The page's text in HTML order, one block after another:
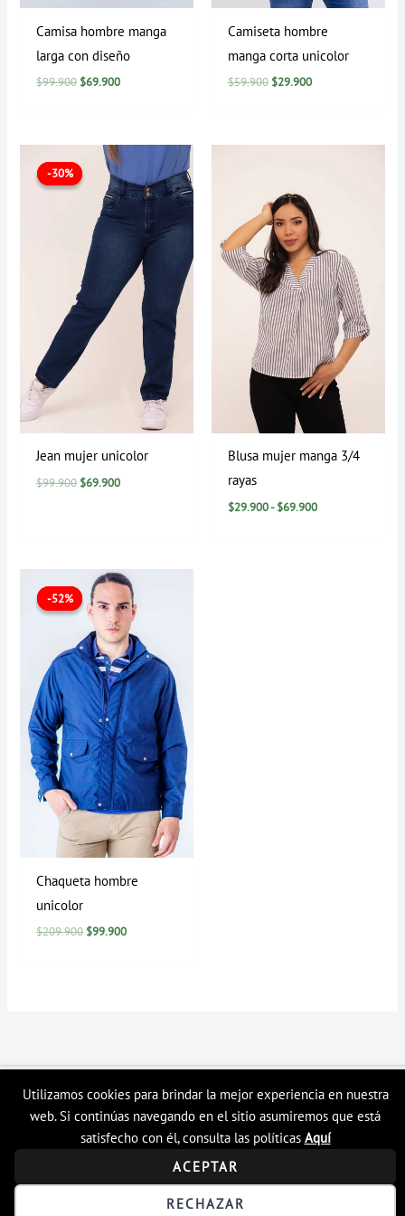
Utilizamos cookies para brindar la mejor experiencia en nuestra
web. Si continúas navegando en el sitio asumiremos que está
satisfecho con él, consulta las políticas Aquí
ACEPTAR
RECHAZAR
Camisa hombre manga
larga con diseño
$99.900 $69.900
Camiseta hombre
manga corta unicolor
$59.900 $29.900
-30%
-30%
Jean mujer unicolor
$99.900
precio
original
$99.900.
$69.900
El
precio
actual
es:
$69.900.
Blusa mujer manga 3/4
rayas
$29.900- $69.900
hasta
$69.900
-52%
-52%
Chaqueta hombre
unicolor
$209.900
precio
original
era:
$209.900.
$99.900
El
precio
actual
es:
$99.900.
Copyright © 2026 Tienda en linea LyH